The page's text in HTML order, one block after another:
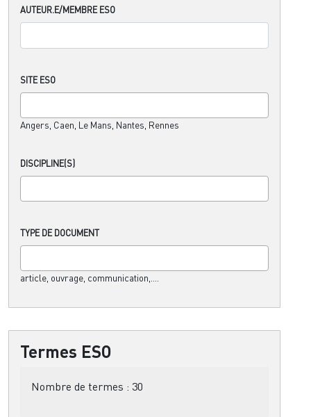
AUTEUR.E/MEMBRE ESO
SITE ESO
Angers, Caen, Le Mans, Nantes, Rennes
DISCIPLINE(S)
TYPE DE DOCUMENT
article, ouvrage, communication,....
Termes ESO
Nombre de termes : 30